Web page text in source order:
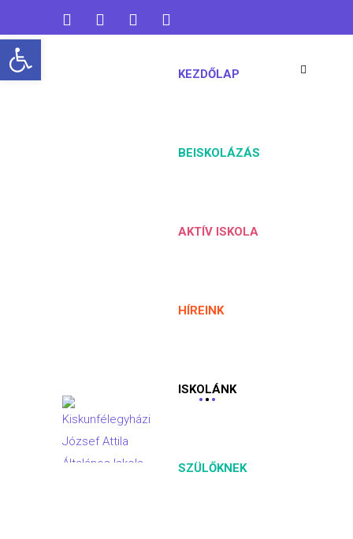
KEZDŐLAP
BEISKOLÁZÁS
AKTÍV ISKOLA
HÍREINK
ISKOLÁNK
SZÜLŐKNEK
Open toolbar